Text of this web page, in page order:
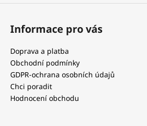
Informace pro vás
Doprava a platba
Obchodní podmínky
GDPR-ochrana osobních údajů
Chci poradit
Hodnocení obchodu